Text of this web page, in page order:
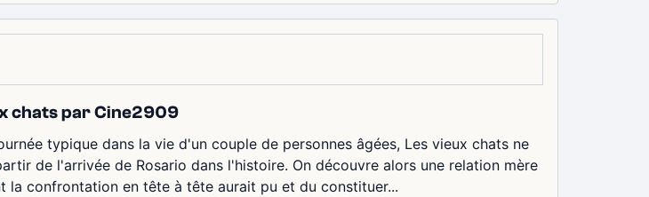
chats par Cine2909
typique dans la vie d'un couple de personnes âgées, Les vieux chats ne
de l'arrivée de Rosario dans l'histoire. On découvre alors une relation mère
la confrontation en tête à tête aurait pu et du constituer...